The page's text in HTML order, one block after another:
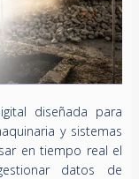
diseñada para
y sistemas
en tiempo real el
datos de